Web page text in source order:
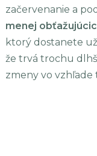
začervenanie a
menej
ktorý dostanete
že trvá trochu
zmeny vo vzhľade